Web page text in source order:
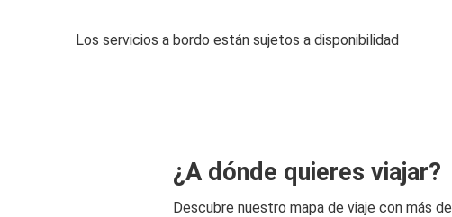
Los servicios a bordo están sujetos a disponibilidad
¿A dónde quieres viajar?
Descubre nuestro mapa de viaje con más de